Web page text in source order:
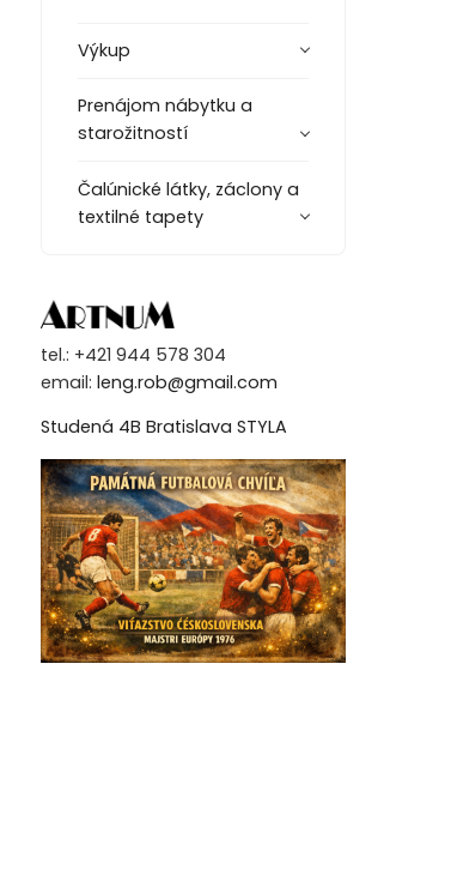
Výkup
Prenájom nábytku a
starožitností
Čalúnické látky, záclony a
textilné tapety
tel.: +421 944 578 304
email: leng.rob@gmail.com
Studená 4B Bratislava STYLA